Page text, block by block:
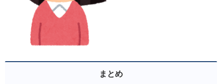
まとめ